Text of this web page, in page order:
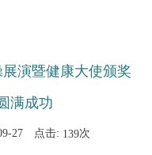
演暨健康大使颁奖
满成功
27 点击: 139次